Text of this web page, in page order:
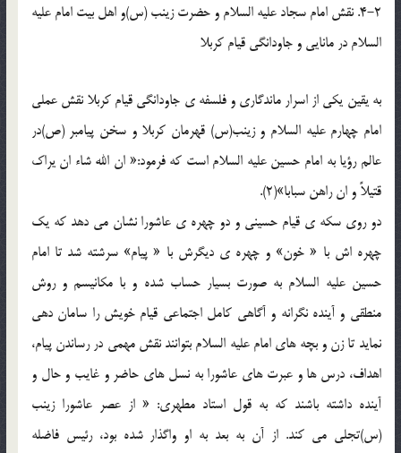
4-2. نقش امام سجاد عليه السلام و حضرت زينب (س)و اهل بيت امام عليه
السلام در مانايي و جاودانگي قيام کربلا
به يقين يکي از اسرار ماندگاري و فلسفه ي جاودانگي قيام کربلا نقش عملي
امام چهارم عليه السلام و زينب(س) قهرمان کربلا و سخن پيامبر (ص)در
عالم رؤيا به امام حسين عليه السلام است که فرمود:« ان الله شاء ان يراک
قتيلاً و ان راهن سبابا»(2).
دو روي سکه ي قيام حسيني و دو چهره ي عاشورا نشان مي دهد که يک
چهره اش با « خون» و چهره ي ديگرش با « پيام» سرشته شد تا امام
حسين عليه السلام به صورت بسيار حساب شده و با مکانيسم و روش
منطقي و آينده نگرانه و آگاهي کامل اجتماعي قيام خويش را سامان دهي
نمايد تا زن و بچه هاي امام عليه السلام بتوانند نقش مهمي در رساندن پيام،
اهداف، درس ها و عبرت هاي عاشورا به نسل هاي حاضر و غايب و حال و
آينده داشته باشند که به قول استاد مطهري: « از عصر عاشورا زينب
(س)تجلي مي کند. از آن به بعد به او واگذار شده بود، رئيس فاضله